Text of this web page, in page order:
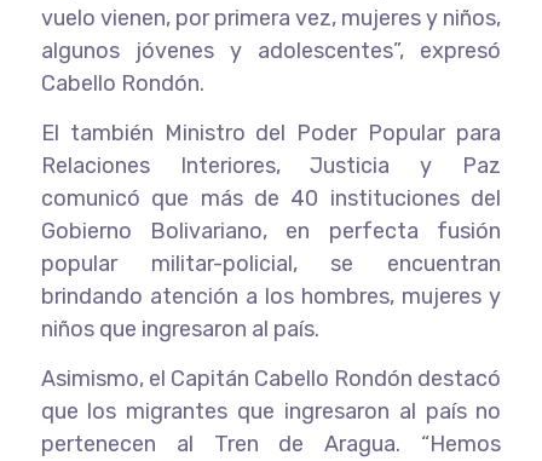
vuelo vienen, por primera vez, mujeres y niños,
algunos jóvenes y adolescentes”, expresó
Cabello Rondón.
El también Ministro del Poder Popular para
Relaciones Interiores, Justicia y Paz
comunicó que más de 40 instituciones del
Gobierno Bolivariano, en perfecta fusión
popular militar-policial, se encuentran
brindando atención a los hombres, mujeres y
niños que ingresaron al país.
Asimismo, el Capitán Cabello Rondón destacó
que los migrantes que ingresaron al país no
pertenecen al Tren de Aragua. “Hemos